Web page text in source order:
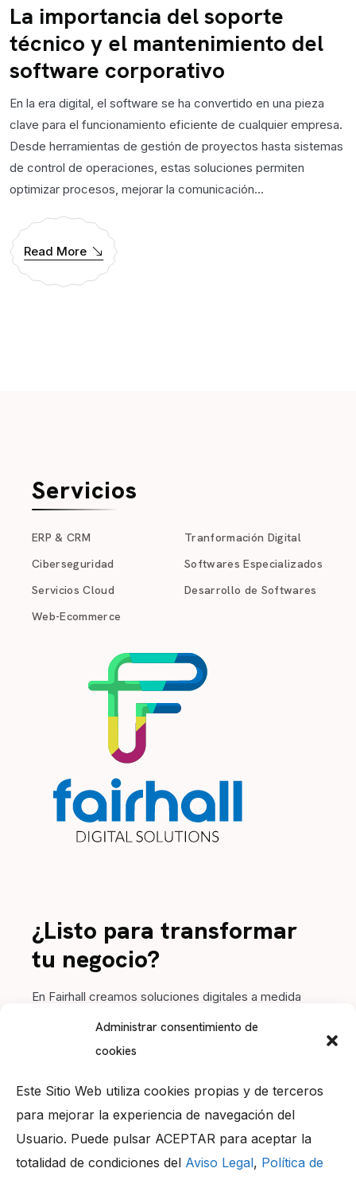
Administrar consentimiento de
cookies
Este Sitio Web utiliza cookies propias y de terceros
para mejorar la experiencia de navegación del
Usuario. Puede pulsar ACEPTAR para aceptar la
totalidad de condiciones del Aviso Legal, Política de
La importancia del soporte
técnico y el mantenimiento del
software corporativo
En la era digital, el software se ha convertido en una pieza
clave para el funcionamiento eficiente de cualquier empresa.
Desde herramientas de gestión de proyectos hasta sistemas
de control de operaciones, estas soluciones permiten
optimizar procesos, mejorar la comunicación...
Read More
Servicios
ERP & CRM
Ciberseguridad
Servicios Cloud
Web-Ecommerce
Tranformación Digital
Softwares Especializados
Desarrollo de Softwares
¿Listo para transformar
tu negocio?
En Fairhall creamos soluciones digitales a medida
+34 956 05 99 20